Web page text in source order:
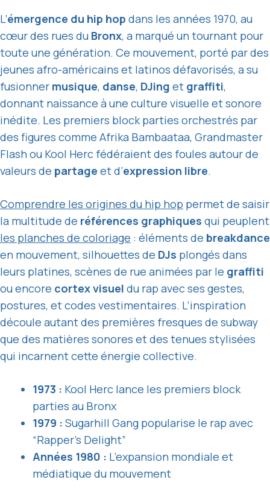
L’émergence du hip hop dans les années 1970, au
cœur des rues du Bronx, a marqué un tournant pour
toute une génération. Ce mouvement, porté par des
jeunes afro-américains et latinos défavorisés, a su
fusionner musique, danse, DJing et graffiti,
donnant naissance à une culture visuelle et sonore
inédite. Les premiers block parties orchestrés par
des figures comme Afrika Bambaataa, Grandmaster
Flash ou Kool Herc fédéraient des foules autour de
valeurs de partage et d’expression libre.
Comprendre les origines du hip hop permet de saisir
la multitude de références graphiques qui peuplent
les planches de coloriage : éléments de breakdance
en mouvement, silhouettes de DJs plongés dans
leurs platines, scènes de rue animées par le graffiti
ou encore cortex visuel du rap avec ses gestes,
postures, et codes vestimentaires. L’inspiration
découle autant des premières fresques de subway
que des matières sonores et des tenues stylisées
qui incarnent cette énergie collective.
1973 : Kool Herc lance les premiers block
parties au Bronx
1979 : Sugarhill Gang popularise le rap avec
“Rapper’s Delight”
Années 1980 : L’expansion mondiale et
médiatique du mouvement